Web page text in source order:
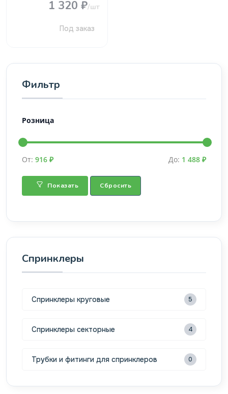
Фильтр
Розница
От: 916 ₽ До: 1 488 ₽
Показать Сбросить
Спринклеры
Спринклеры круговые 5
Спринклеры секторные 4
Трубки и фитинги для спринклеров 0
1 320 ₽/шт
Под заказ